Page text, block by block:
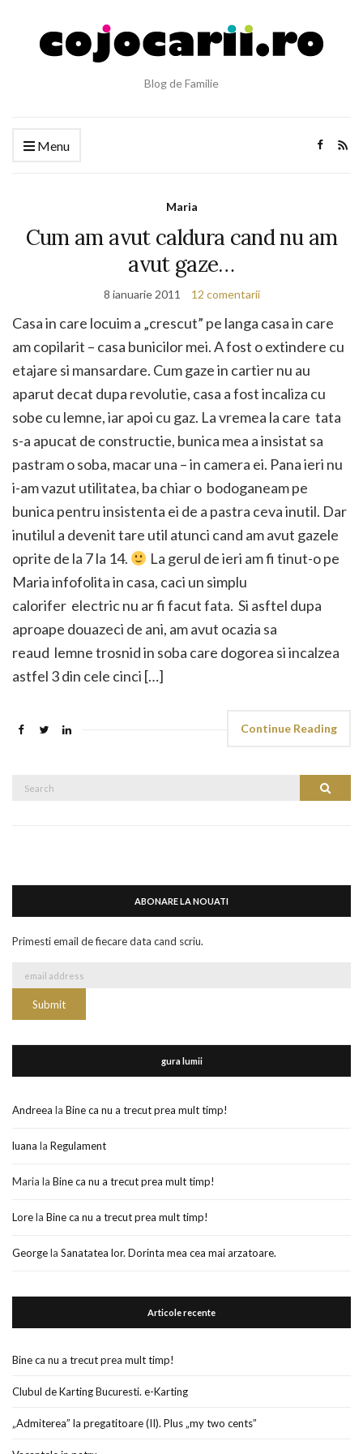
Blog de Familie
Menu
Maria
Cum am avut caldura cand nu am
avut gaze…
8 ianuarie 2011 12 comentarii
Casa in care locuim a „crescut” pe langa casa in care
am copilarit – casa bunicilor mei. A fost o extindere cu
etajare si mansardare. Cum gaze in cartier nu au
aparut decat dupa revolutie, casa a fost incaliza cu
sobe cu lemne, iar apoi cu gaz. La vremea la care tata
s-a apucat de constructie, bunica mea a insistat sa
pastram o soba, macar una – in camera ei. Pana ieri nu
i-am vazut utilitatea, ba chiar o bodoganeam pe
bunica pentru insistenta ei de a pastra ceva inutil. Dar
inutilul a devenit tare util atunci cand am avut gazele
oprite de la 7 la 14.
La gerul de ieri am fi tinut-o pe
Maria infofolita in casa, caci un simplu
calorifer electric nu ar fi facut fata. Si asftel dupa
aproape douazeci de ani, am avut ocazia sa
reaud lemne trosnid in soba care dogorea si incalzea
astfel 3 din cele cinci […]
Continue Reading
Search
ABONARE LA NOUATI
Primesti email de fiecare data cand scriu.
gura lumii
Andreea la Bine ca nu a trecut prea mult timp!
luana la Regulament
Maria la Bine ca nu a trecut prea mult timp!
Lorela Bine ca nu a trecut prea mult timp!
Georgela Sanatatea lor. Dorinta mea cea mai arzatoare.
Articole recente
Bine ca nu a trecut prea mult timp!
Clubul de Karting Bucuresti. e-Karting
„Admiterea” la pregatitoare (II). Plus „my two cents”